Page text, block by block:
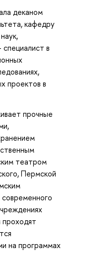
деканом
кафедру
специалист в
проектов в
прочные
театром
Пермской
на программах